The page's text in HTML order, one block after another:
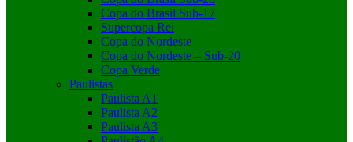
Copa do Brasil Sub-17
Supercopa Rei
Copa do Nordeste
Copa do Nordeste – Sub-20
Copa Verde
Paulistas
Paulista A1
Paulista A2
Paulista A3